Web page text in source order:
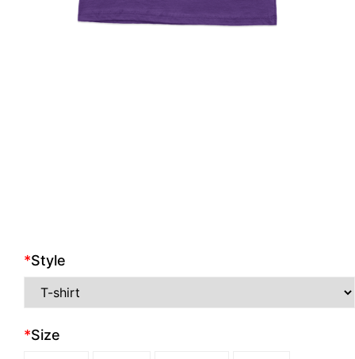
*Style
*Size